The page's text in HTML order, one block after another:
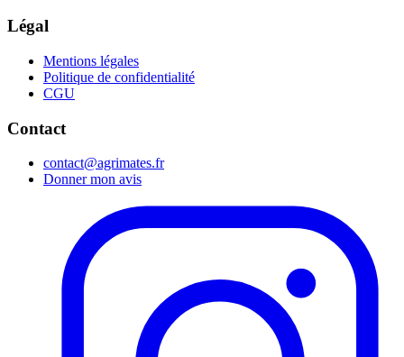
Légal
Mentions légales
Politique de confidentialité
CGU
Contact
contact@agrimates.fr
Donner mon avis